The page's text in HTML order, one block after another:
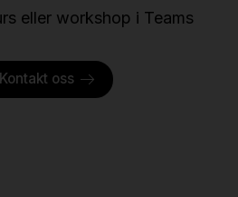
eller workshop i Teams
Kontakt oss